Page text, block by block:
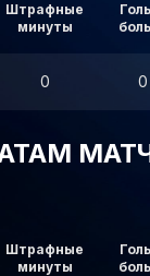
Штрафные
минуты
0 0
Штрафные
минуты